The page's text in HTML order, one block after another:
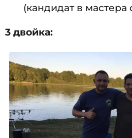
(кандидат в мастера
3 двойка: